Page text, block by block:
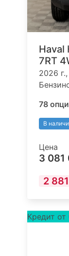
Haval
7RT
2026
78
В
Цена
3 081
2
Кредит от